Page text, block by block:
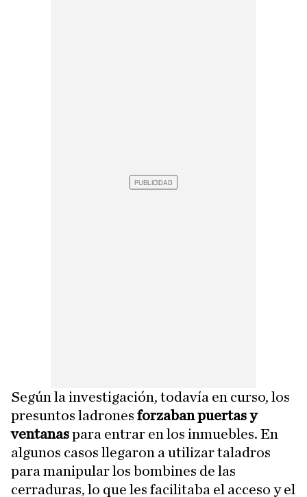
Según la investigación, todavía en curso, los
presuntos ladrones forzaban puertas y
ventanaspara entrar en los inmuebles. En
algunos casos llegaron a utilizar taladros
para manipular los bombines de las
cerraduras, lo que les facilitaba el acceso y el